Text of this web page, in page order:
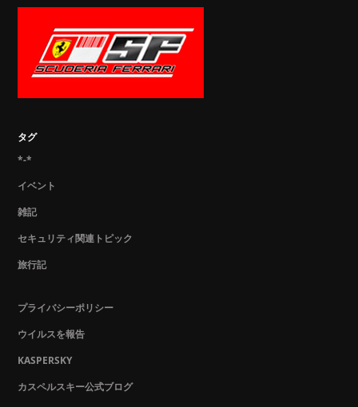
タグ
*-*
イベント
雑記
セキュリティ関連トピック
旅行記
プライバシーポリシー
ウイルスを報告
KASPERSKY
カスペルスキー公式ブログ